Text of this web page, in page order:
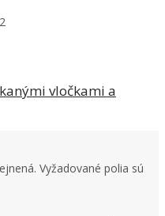
vločkami a
Vyžadované polia sú